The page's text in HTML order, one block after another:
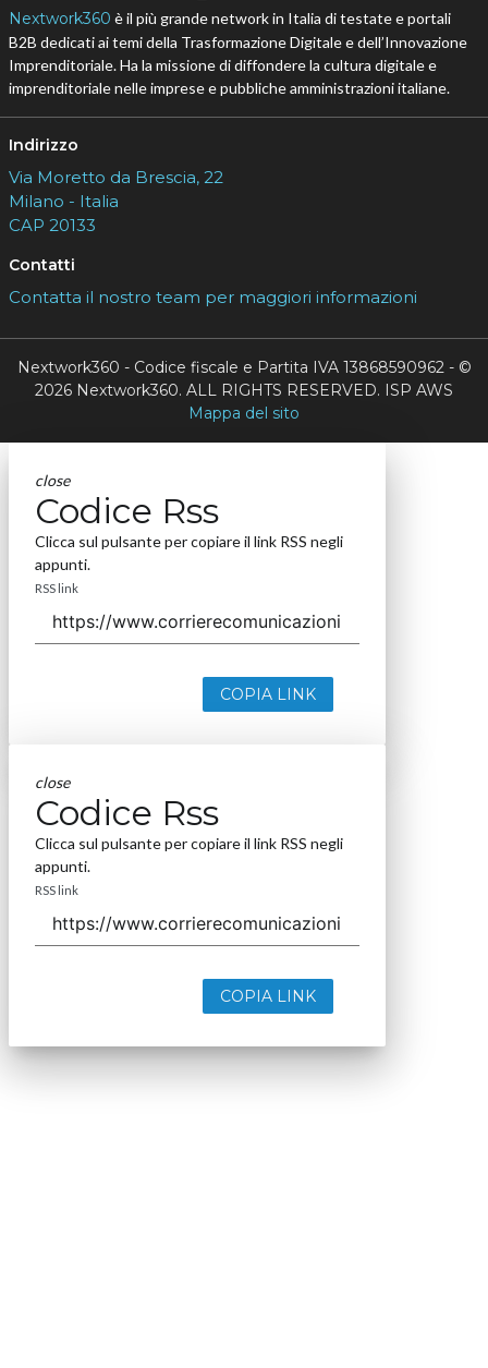
Nextwork360 è il più grande network in Italia di testate e portali
B2B dedicati ai temi della Trasformazione Digitale e dell’Innovazione
Imprenditoriale. Ha la missione di diffondere la cultura digitale e
imprenditoriale nelle imprese e pubbliche amministrazioni italiane.
Indirizzo
Via Moretto da Brescia, 22
Milano - Italia
CAP 20133
Contatti
Contatta il nostro team per maggiori informazioni
Nextwork360 - Codice fiscale e Partita IVA 13868590962 - ©
2026 Nextwork360. ALL RIGHTS RESERVED. ISP AWS
Mappa del sito
close
Codice Rss
Clicca sul pulsante per copiare il link RSS negli
appunti.
RSS link
COPIA LINK
close
Codice Rss
Clicca sul pulsante per copiare il link RSS negli
appunti.
RSS link
COPIA LINK